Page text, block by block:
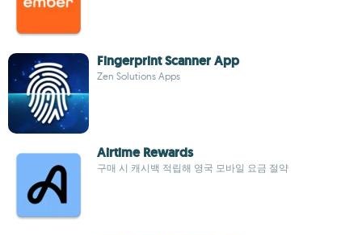
Fingerprint Scanner App
Zen Solutions Apps
Airtime Rewards
구매 시 캐시백 적립해 영국 모바일 요금 절약